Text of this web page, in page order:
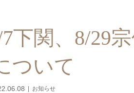
下関、8/29
ついて
お知らせ